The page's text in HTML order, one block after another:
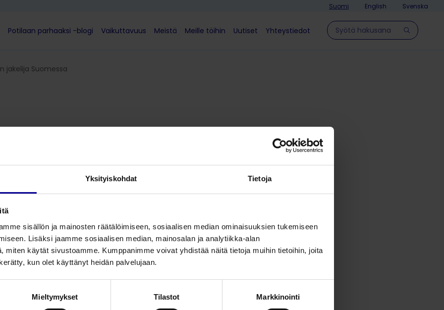
Yksityiskohdat Tietoja
sisällön ja mainosten räätälöimiseen, sosiaalisen median ominaisuuksien tukemiseen
Lisäksi jaamme sosiaalisen median, mainosalan ja analytiikka-alan
miten käytät sivustoamme. Kumppanimme voivat yhdistää näitä tietoja muihin tietoihin, joita
kun olet käyttänyt heidän palvelujaan.
Mieltymykset Tilastot Markkinointi
Suomi English Svenska
Potilaan parhaaksi -blogi Vaikuttavuus Meistä Meille töihin Uutiset
Yhteystiedot
Hae sivulla
jakelija Suomessa
jakelija Suomessa